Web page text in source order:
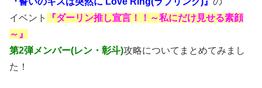
イベント
『ダーリン推し宣言！！～私にだけ見せる素顔
～』
第2弾メンバー(レン・彰斗)攻略についてまとめてみまし
た！